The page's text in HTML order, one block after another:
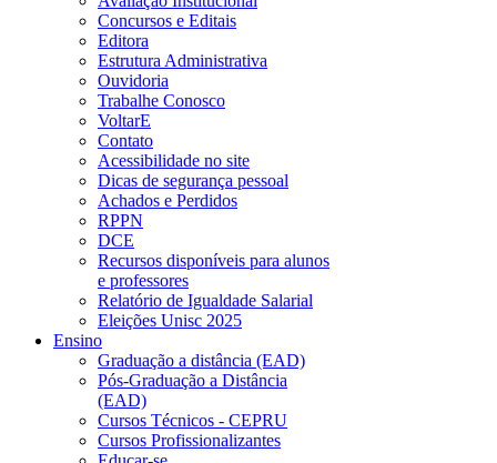
Concursos e Editais
Editora
Estrutura Administrativa
Ouvidoria
Trabalhe Conosco
VoltarE
Contato
Acessibilidade no site
Dicas de segurança pessoal
Achados e Perdidos
RPPN
DCE
Recursos disponíveis para alunos
e professores
Relatório de Igualdade Salarial
Eleições Unisc 2025
Ensino
Graduação a distância (EAD)
Pós-Graduação a Distância
(EAD)
Cursos Técnicos - CEPRU
Cursos Profissionalizantes